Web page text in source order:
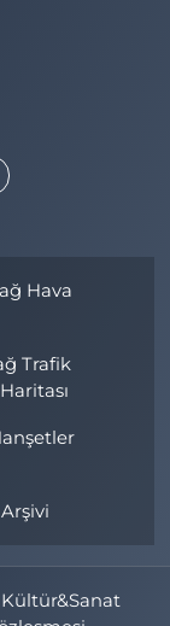
Hava
Trafik
Kültür&Sanat